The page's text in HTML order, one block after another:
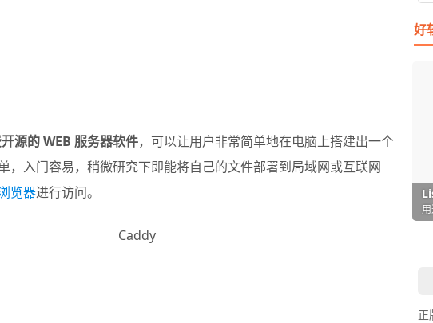
源的 WEB 服务器软件，可以让用户非常简单地在电脑上搭建出一个
，入门容易，稍微研究下即能将自己的文件部署到局域网或互联网
览器进行访问。
好
正